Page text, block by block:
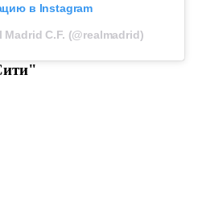
в Instagram
C.F. (@realmadrid)